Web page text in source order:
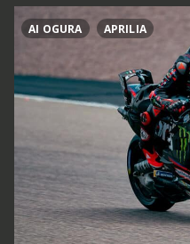
AI OGURA APRILIA